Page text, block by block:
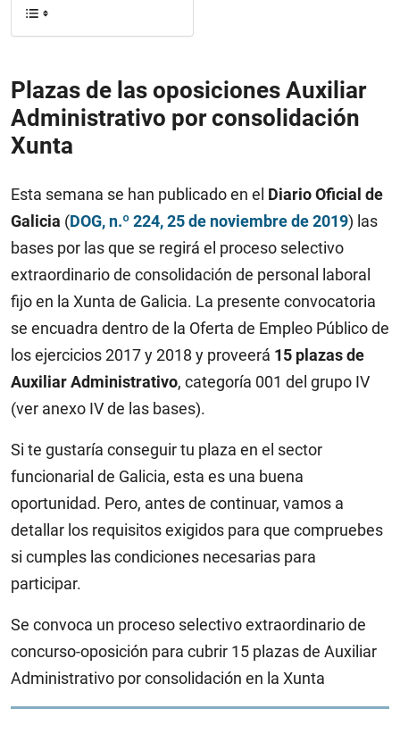
Plazas de las oposiciones Auxiliar
Administrativo por consolidación
Xunta
Esta semana se han publicado en el Diario Oficial de
Galicia (DOG, n.º 224, 25 de noviembre de 2019) las
bases por las que se regirá el proceso selectivo
extraordinario de consolidación de personal laboral
fijo en la Xunta de Galicia. La presente convocatoria
se encuadra dentro de la Oferta de Empleo Público de
los ejercicios 2017 y 2018 y proveerá 15 plazas de
Auxiliar Administrativo, categoría 001 del grupo IV
(ver anexo IV de las bases).
Si te gustaría conseguir tu plaza en el sector
funcionarial de Galicia, esta es una buena
oportunidad. Pero, antes de continuar, vamos a
detallar los requisitos exigidos para que compruebes
si cumples las condiciones necesarias para
participar.
Se convoca un proceso selectivo extraordinario de
concurso-oposición para cubrir 15 plazas de Auxiliar
Administrativo por consolidación en la Xunta